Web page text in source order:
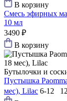
В корзину
Смесь эфирных
10 мл
3490 ₽
В корзину
Бутылочки и
Пустышка
мес), Lilac 6-12